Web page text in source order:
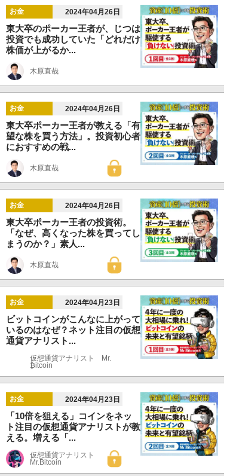
お金 2024年04月26日
東大卒のポーカー王者が、じつは
投資でも成功していた「どれだけ
株価が上がるか...
木原直哉
お金 2024年04月26日
東大卒ポーカー王者が教える「有
望な株を買う方法」。投資初心者
におすすめの戦...
木原直哉
お金 2024年04月26日
東大卒ポーカー王者の投資術。
「なぜ、高くなった株を買ってし
まうのか？」素人...
木原直哉
お金 2024年04月23日
ビットコインがこんなに上がって
いるのはなぜ？ネット注目の仮想
通貨アナリスト...
仮想通貨アナリスト Mr.
₿itcoin
お金 2024年04月23日
「10倍を狙える」コインをネッ
ト注目の仮想通貨アナリストが教
える。増える「...
仮想通貨アナリスト
Mr.Bitcoin